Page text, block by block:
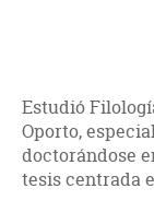
Estudió
Oporto,
doctorándose
tesis centrada